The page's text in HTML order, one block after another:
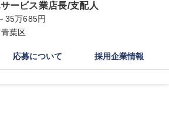
ービス業店長/支配人
35万685円
葉区
応募について 採用企業情報